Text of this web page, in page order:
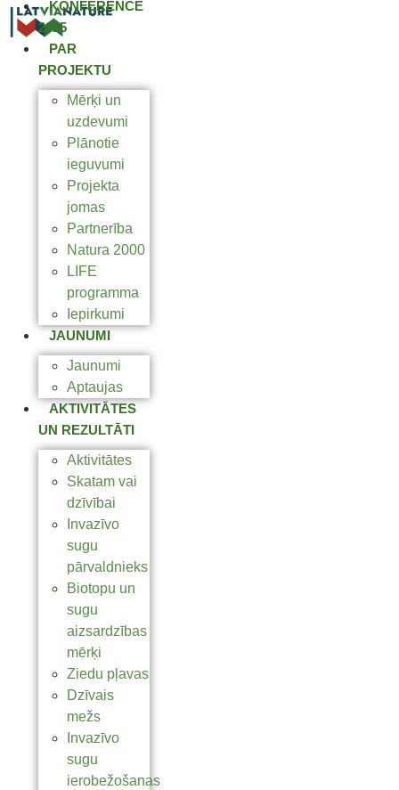
KONFERENCE
2025
PAR
PROJEKTU
Mērķi un
uzdevumi
Plānotie
ieguvumi
Projekta
jomas
Partnerība
Natura 2000
LIFE
programma
Iepirkumi
JAUNUMI
Jaunumi
Aptaujas
AKTIVITĀTES
UN REZULTĀTI
Aktivitātes
Skatam vai
dzīvībai
Invazīvo
sugu
pārvaldnieks
Biotopu un
sugu
aizsardzības
mērķi
Ziedu pļavas
Dzīvais
mežs
Invazīvo
sugu
ierobežošanas